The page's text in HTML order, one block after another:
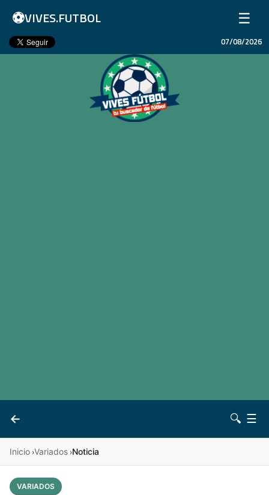
⚽VIVES.FUTBOL ☰
Inicio
07/08/2026
←
Vives 🔍 ☰
Inicio ›Variados ›Noticia
VARIADOS